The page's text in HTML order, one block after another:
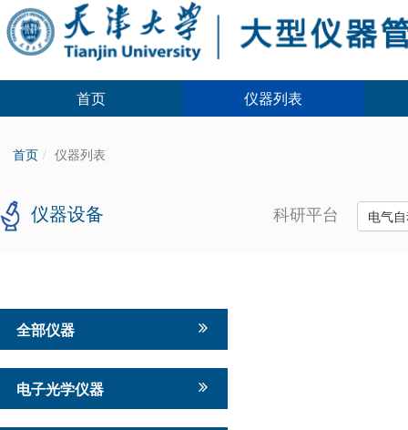
首页 仪器列表
首页 仪器列表
仪器设备 科研平台 电气
全部仪器
电子光学仪器